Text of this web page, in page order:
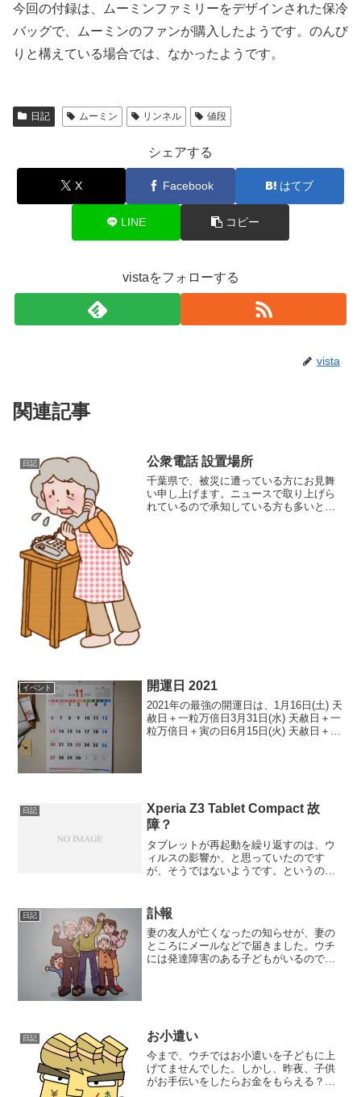
今回の付録は、ムーミンファミリーをデザインされた保冷
バッグで、ムーミンのファンが購入したようです。のんび
りと構えている場合では、なかったようです。
日記 ムーミン リンネル 値段
シェアする
X Facebook はてブ
LINE コピー
vistaをフォローする
vista
関連記事
日記 公衆電話 設置場所
千葉県で、被災に遭っている方にお見舞
い申し上げます。ニュースで取り上げら
れているので承知している方も多いと思
イベント 開運日 2021
2021年の最強の開運日は、1月16日(土) 天
赦日＋一粒万倍日3月31日(水) 天赦日＋一
粒万倍日＋寅の日6月15日(火) 天赦日＋一
日記
Xperia Z3 Tablet Compact 故
障？
タブレットが再起動を繰り返すのは、ウ
ィルスの影響か、と思っていたのです
が、そうではないようです。というの
ンストールされていたことが発覚。実
際、ESETをインストールしよ...
日記 訃報
妻の友人が亡くなったの知らせが、妻の
ところにメールなどで届きました。ウチ
には発達障害のある子どもがいるのです
日記 お小遣い
今まで、ウチではお小遣いを子どもに上
げてませんでした。しかし、昨夜、子供
がお手伝いをしたらお金をもらえる？と